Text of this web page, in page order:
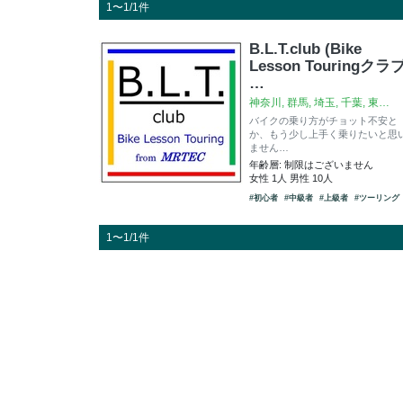
1〜1/1件
B.L.T.club (Bike
Lesson Touringクラ
…
神奈川, 群馬, 埼玉, 千葉, 東…
バイクの乗り方がチョット不安と
か、もう少し上手く乗りたいと思
ません…
年齢層: 制限はございません
女性 1人 男性 10人
#初心者 #中級者 #上級者 #ツーリング
1〜1/1件